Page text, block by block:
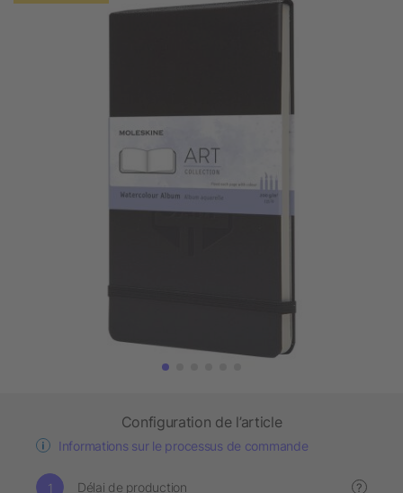
Configuration de l’article
Informations sur le processus de commande
Délai de production ?